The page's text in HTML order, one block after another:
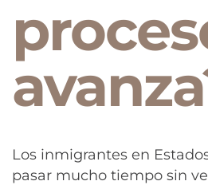
Los inmigrantes en
pasar mucho tiempo sin